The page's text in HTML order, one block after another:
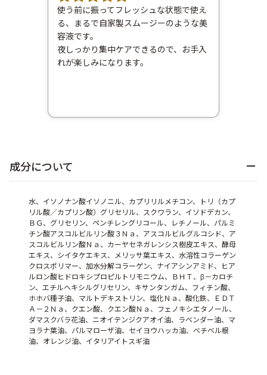
使う前に振ってフレッシュな状態で使え
る、まるで自家製スムージーのような美
容液です。
夜しっかり集中ケアできるので、お手入
れが楽しみになります。
成分について
水、イソノナン酸イソノニル、カプリリルメチコン、トリ（カプ
リル酸／カプリン酸）グリセリル、スクワラン、イソドデカン、
ＢＧ、グリセリン、ペンチレングリコール、レチノール、パルミ
チン酸アスコルビルリン酸３Ｎａ、アスコルビルグルコシド、ア
スコルビルリン酸Ｎａ、カーヤセネガレンシス樹皮エキス、酵母
エキス、シイタケエキス、メリッサ葉エキス、水溶性コラーゲン
クロスポリマー、加水分解コラーゲン、ナイアシンアミド、ヒア
ルロン酸ヒドロキシプロピルトリモニウム、ＢＨＴ、β－カロチ
ン、エチルヘキシルグリセリン、キサンタンガム、フィチン酸、
ホホバ種子油、マルトデキストリン、塩化Ｎａ、酸化鉄、ＥＤＴ
Ａ－２Ｎａ、クエン酸、クエン酸Ｎａ、フェノキシエタノール、
ダマスクバラ花油、ニオイテンジクアオイ油、ラベンダー油、マ
ヨラナ葉油、パルマローザ油、セイヨウハッカ油、ベチベル根
油、オレンジ油、イタリアイトスギ油